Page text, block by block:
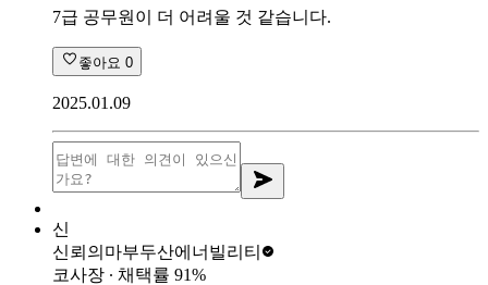
7급 공무원이 더 어려울 것 같습니다.
좋아요 0
2025.01.09
신
신뢰의마부두산에너빌리티
코사장 ∙ 채택률 91%